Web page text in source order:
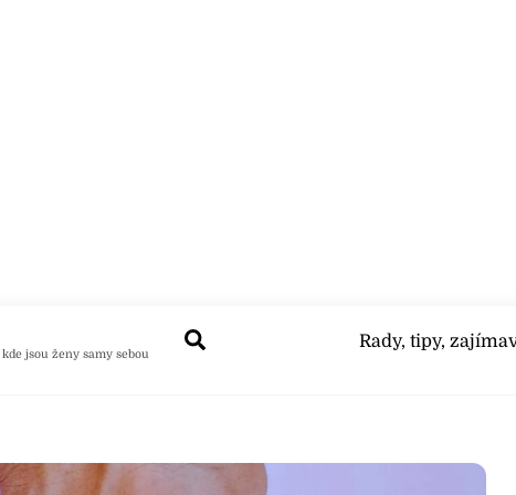
kde jsou ženy samy sebou
Rady, tipy,